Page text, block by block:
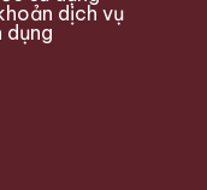
dịch vụ
dụng